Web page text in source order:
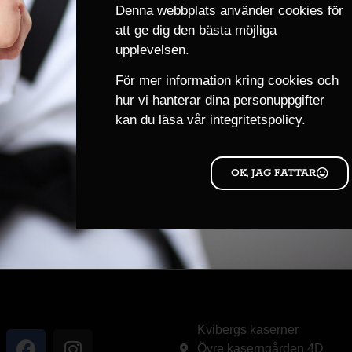
man har anmält sig till genom avsiktsförklaring.
vid bestämda tillfällen. (se under menyn
Akademi
PLATS
VT-2026
Kvibergs kaserner
Övre kaserngården 4D
Denna webbplats använder cookies för
att ge dig den bästa möjliga
upplevelsen.
För mer information kring cookies och
hur vi hanterar dina personuppgifter
kan du läsa vår integritetspolicy.
OK, JAG FATTAR